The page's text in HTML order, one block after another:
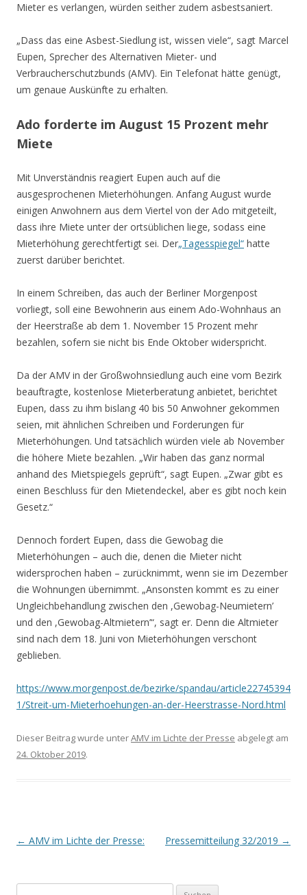
Mieter es verlangen, würden seither zudem asbestsaniert.
„Dass das eine Asbest-Siedlung ist, wissen viele“, sagt Marcel
Eupen, Sprecher des Alternativen Mieter- und
Verbraucherschutzbunds (AMV). Ein Telefonat hätte genügt,
um genaue Auskünfte zu erhalten.
Ado forderte im August 15 Prozent mehr
Miete
Mit Unverständnis reagiert Eupen auch auf die
ausgesprochenen Mieterhöhungen. Anfang August wurde
einigen Anwohnern aus dem Viertel von der Ado mitgeteilt,
dass ihre Miete unter der ortsüblichen liege, sodass eine
Mieterhöhung gerechtfertigt sei. Der„Tagesspiegel“ hatte
zuerst darüber berichtet.
In einem Schreiben, das auch der Berliner Morgenpost
vorliegt, soll eine Bewohnerin aus einem Ado-Wohnhaus an
der Heerstraße ab dem 1. November 15 Prozent mehr
bezahlen, sofern sie nicht bis Ende Oktober widerspricht.
Da der AMV in der Großwohnsiedlung auch eine vom Bezirk
beauftragte, kostenlose Mieterberatung anbietet, berichtet
Eupen, dass zu ihm bislang 40 bis 50 Anwohner gekommen
seien, mit ähnlichen Schreiben und Forderungen für
Mieterhöhungen. Und tatsächlich würden viele ab November
die höhere Miete bezahlen. „Wir haben das ganz normal
anhand des Mietspiegels geprüft“, sagt Eupen. „Zwar gibt es
einen Beschluss für den Mietendeckel, aber es gibt noch kein
Gesetz.“
Dennoch fordert Eupen, dass die Gewobag die
Mieterhöhungen – auch die, denen die Mieter nicht
widersprochen haben – zurücknimmt, wenn sie im Dezember
die Wohnungen übernimmt. „Ansonsten kommt es zu einer
Ungleichbehandlung zwischen den ,Gewobag-Neumietern’
und den ,Gewobag-Altmietern’“, sagt er. Denn die Altmieter
sind nach dem 18. Juni von Mieterhöhungen verschont
geblieben.
https://www.morgenpost.de/bezirke/spandau/article22745394
1/Streit-um-Mieterhoehungen-an-der-Heerstrasse-Nord.html
Dieser Beitrag wurde unterAMV im Lichte der Presse abgelegt am
24. Oktober 2019.
Beitrags-
← AMV im Lichte der Presse: Pressemitteilung 32/2019 →